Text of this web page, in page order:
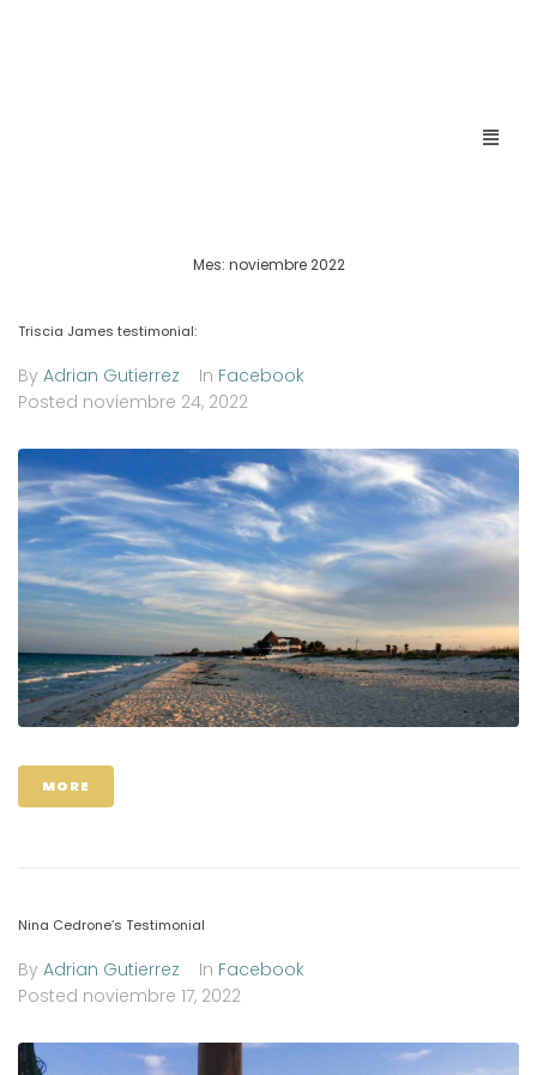
Mes: noviembre 2022
Triscia James testimonial:
By Adrian Gutierrez In Facebook
Posted noviembre 24, 2022
MORE
Nina Cedrone’s Testimonial
By Adrian Gutierrez In Facebook
Posted noviembre 17, 2022